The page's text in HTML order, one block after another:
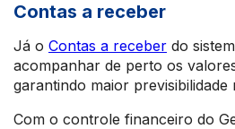
Contas a receber
Já o Contas a receber do
acompanhar de perto os
garantindo maior
Com o controle financeiro do